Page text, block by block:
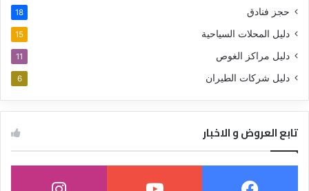
حجز فنادق 18
دليل المحلات السياحية 15
دليل مراكز الغوص 11
دليل شركات الطيران 6
تابع العروض و الاخبار